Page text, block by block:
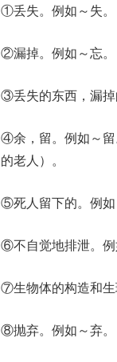
①丢失。例如～失。
②漏掉。例如～忘。
③丢失的东西，漏掉
④余，留。例如～
的老人）。
⑤死人留下的。例如
⑥不自觉地排泄。例
⑦生物体的构造和生
⑧抛弃。例如～弃。